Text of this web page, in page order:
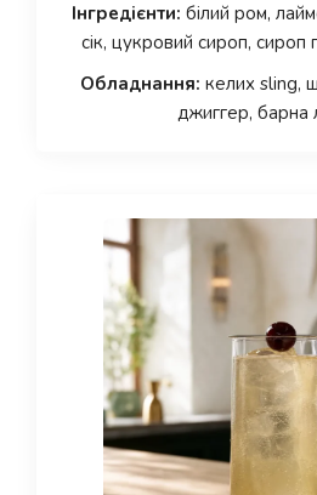
Інгредієнти: білий ром,
сік, цукровий сироп,
Обладнання: келих sling,
джиггер, барна